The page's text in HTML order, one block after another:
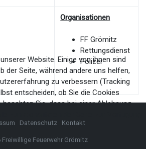
Organisationen
FF Grömitz
Rettungsdienst
Polizei
Datenschutz Kontakt
Freiwillige Feuerwehr Grömitz
Website. Einige von ihnen sind
der Seite, während andere uns helfen,
zu verbessern (Tracking
entscheiden, ob Sie die Cookies
Sie, dass bei einer Ablehnung